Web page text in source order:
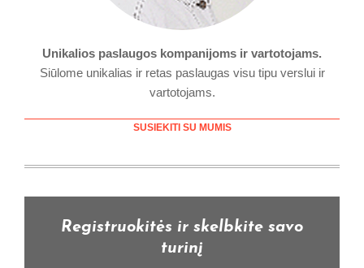
Unikalios paslaugos kompanijoms ir vartotojams.
Siūlome unikalias ir retas paslaugas visu tipu verslui ir
vartotojams.
SUSIEKITI SU MUMIS
Registruokitės ir skelbkite savo
turinį